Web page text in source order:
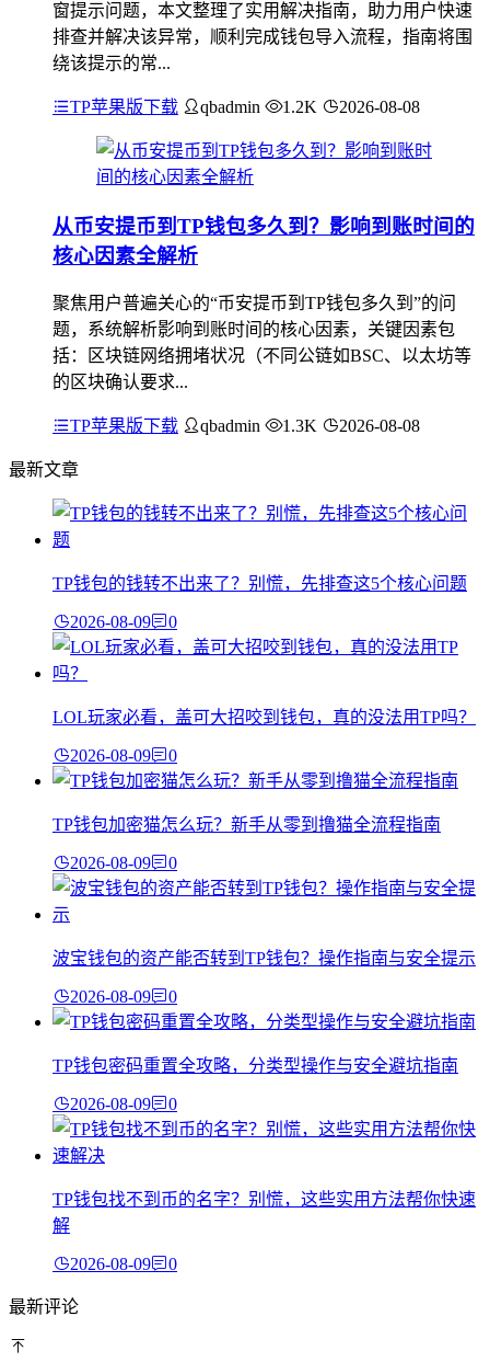
窗提示问题，本文整理了实用解决指南，助力用户快速
排查并解决该异常，顺利完成钱包导入流程，指南将围
绕该提示的常...
TP苹果版下载 qbadmin 1.2K 2026-08-08
从币安提币到TP钱包多久到？影响到账时间的
核心因素全解析
聚焦用户普遍关心的“币安提币到TP钱包多久到”的问
题，系统解析影响到账时间的核心因素，关键因素包
括：区块链网络拥堵状况（不同公链如BSC、以太坊等
的区块确认要求...
TP苹果版下载 qbadmin 1.3K 2026-08-08
最新文章
TP钱包的钱转不出来了？别慌，先排查这5个核心问题
2026-08-09 0
LOL玩家必看，盖可大招咬到钱包，真的没法用TP吗？
2026-08-09 0
TP钱包加密猫怎么玩？新手从零到撸猫全流程指南
2026-08-09 0
波宝钱包的资产能否转到TP钱包？操作指南与安全提示
2026-08-09 0
TP钱包密码重置全攻略，分类型操作与安全避坑指南
2026-08-09 0
TP钱包找不到币的名字？别慌，这些实用方法帮你快速
解
2026-08-09 0
最新评论